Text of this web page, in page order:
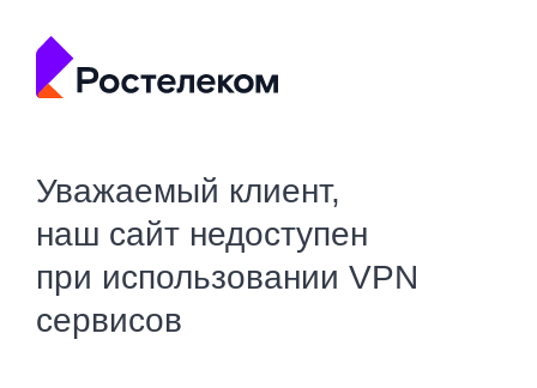
Уважаемый клиент,
наш сайт недоступен
при использовании VPN
сервисов